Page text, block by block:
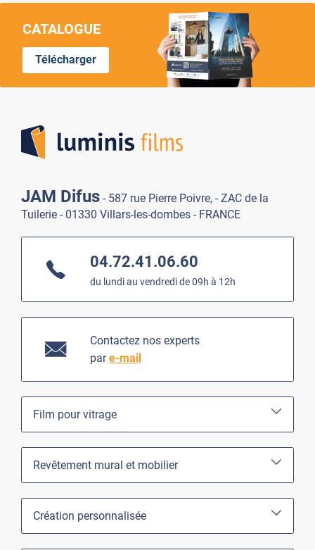
CATALOGUE
Télécharger
JAM Difus - 587 rue Pierre Poivre, - ZAC de la
Tuilerie - 01330 Villars-les-dombes - FRANCE
04.72.41.06.60
du lundi au vendredi de 09h à 12h
Contactez nos experts
pare-mail
Film pour vitrage
Revêtement mural et mobilier
Création personnalisée